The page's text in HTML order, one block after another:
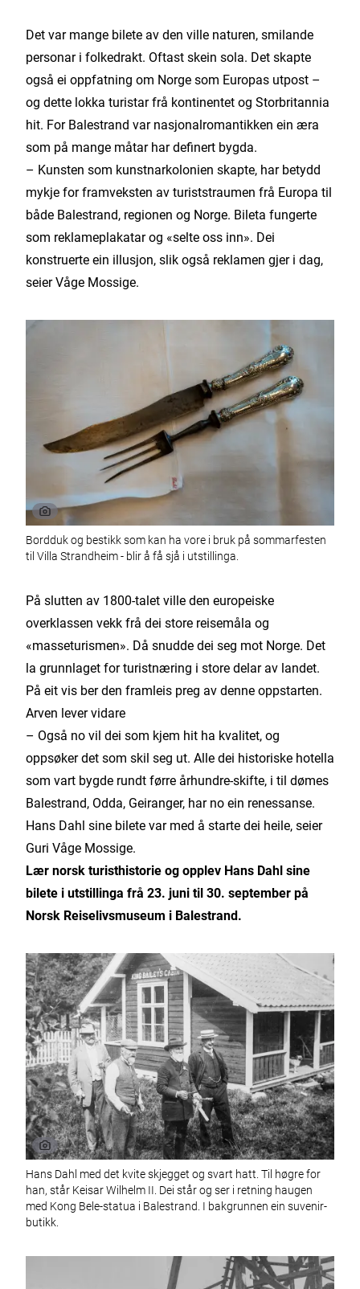
Det var mange bilete av den ville naturen, smilande
personar i folkedrakt. Oftast skein sola. Det skapte
også ei oppfatning om Norge som Europas utpost –
og dette lokka turistar frå kontinentet og Storbritannia
hit. For Balestrand var nasjonalromantikken ein æra
som på mange måtar har definert bygda.
– Kunsten som kunstnarkolonien skapte, har betydd
mykje for framveksten av turiststraumen frå Europa til
både Balestrand, regionen og Norge. Bileta fungerte
som reklameplakatar og «selte oss inn». Dei
konstruerte ein illusjon, slik også reklamen gjer i dag,
seier Våge Mossige.
Bordduk og bestikk som kan ha vore i bruk på sommarfesten
til Villa Strandheim - blir å få sjå i utstillinga.
På slutten av 1800-talet ville den europeiske
overklassen vekk frå dei store reisemåla og
«masseturismen». Då snudde dei seg mot Norge. Det
la grunnlaget for turistnæring i store delar av landet.
På eit vis ber den framleis preg av denne oppstarten.
Arven lever vidare
– Også no vil dei som kjem hit ha kvalitet, og
oppsøker det som skil seg ut. Alle dei historiske hotella
som vart bygde rundt førre århundre-skifte, i til dømes
Balestrand, Odda, Geiranger, har no ein renessanse.
Hans Dahl sine bilete var med å starte dei heile, seier
Guri Våge Mossige.
Lær norsk turisthistorie og opplev Hans Dahl sine
bilete i utstillinga frå 23. juni til 30. september på
Norsk Reiselivsmuseum i Balestrand.
Hans Dahl med det kvite skjegget og svart hatt. Til høgre for
han, står Keisar Wilhelm II. Dei står og ser i retning haugen
med Kong Bele-statua i Balestrand. I bakgrunnen ein suvenir-
butikk.